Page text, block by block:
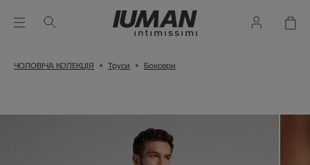
ЧОЛОВІЧА КОЛЕКЦІЯ Труси Боксери